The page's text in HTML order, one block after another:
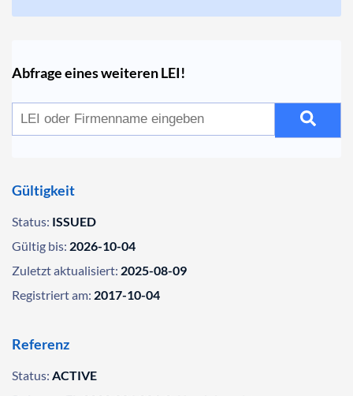
Abfrage eines weiteren LEI!
Gültigkeit
Status: ISSUED
Gültig bis: 2026-10-04
Zuletzt aktualisiert: 2025-08-09
Registriert am: 2017-10-04
Referenz
Status: ACTIVE